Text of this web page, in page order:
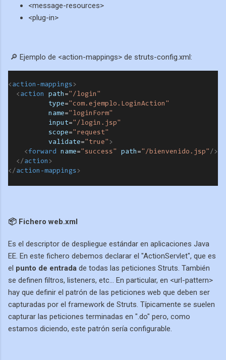
<message-resources>
<plug-in>
🔎 Ejemplo de <action-mappings> de struts-config.xml:
< action-mappings>
  <
action path ="/login"
type="com.ejemplo.LoginAction"
name="loginForm"
input="/login.jsp"
scope="request"
  validate
="true" >
  <
forward name="success" path ="/bienvenido.jsp" />
  </
action >
</ action-mappings>
📦 Fichero web.xml
Es el descriptor de despliegue estándar en aplicaciones Java
EE. En este fichero debemos declarar el "ActionServlet", que es
el punto de entrada de todas las peticiones Struts. También
se definen filtros, listeners, etc... En particular, en <url-pattern>
hay que definir el patrón de las peticiones web que deben ser
capturadas por el framework de Struts. Típicamente se suelen
capturar las peticiones terminadas en ".do" pero, como
estamos diciendo, este patrón sería configurable.